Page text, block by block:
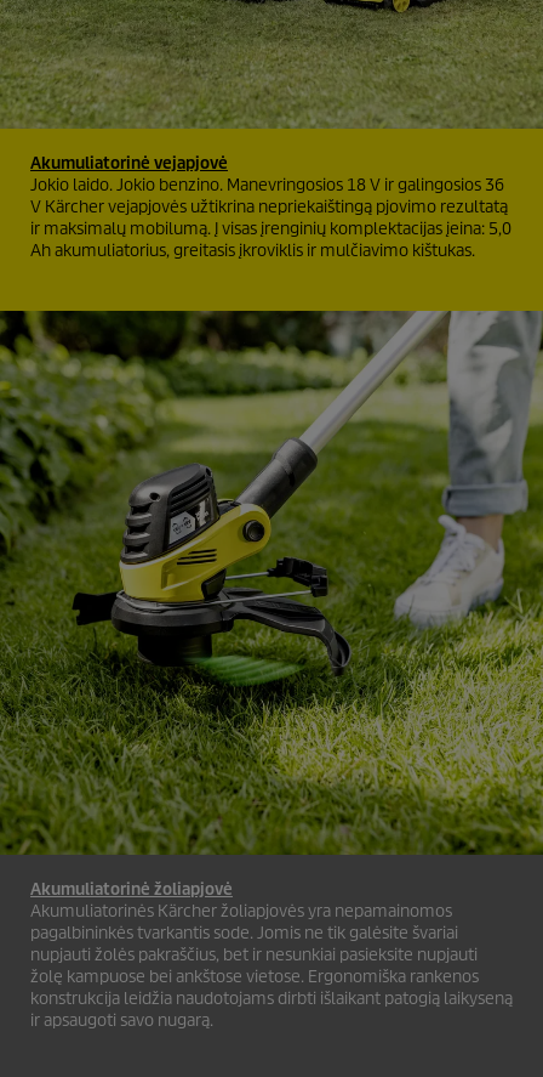
Akumuliatorinė vejapjovė
Jokio laido. Jokio benzino. Manevringosios 18 V ir galingosios 36
V Kärcher vejapjovės užtikrina nepriekaištingą pjovimo rezultatą
ir maksimalų mobilumą. Į visas įrenginių komplektacijas įeina: 5,0
Ah akumuliatorius, greitasis įkroviklis ir mulčiavimo kištukas.
Akumuliatorinė žoliapjovė
Akumuliatorinės Kärcher žoliapjovės yra nepamainomos
pagalbininkės tvarkantis sode. Jomis ne tik galėsite švariai
nupjauti žolės pakraščius, bet ir nesunkiai pasieksite nupjauti
žolę kampuose bei ankštose vietose. Ergonomiška rankenos
konstrukcija leidžia naudotojams dirbti išlaikant patogią laikyseną
ir apsaugoti savo nugarą.